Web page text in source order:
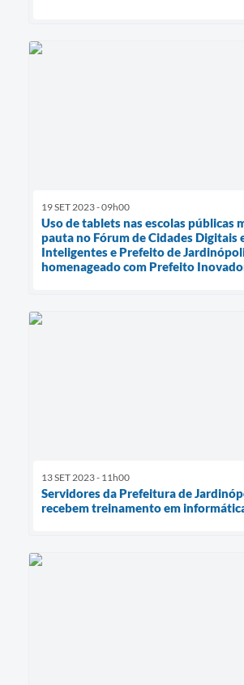
19 SET 2023 - 09h00
Uso de tablets nas escolas públicas
pauta no Fórum de Cidades Digitais
Inteligentes e Prefeito de
homenageado com Prefeito
13 SET 2023 - 11h00
Servidores da Prefeitura de
recebem treinamento em